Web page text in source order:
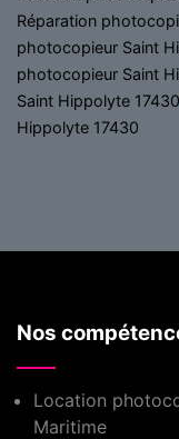
Réparation
photocopieur Saint
photocopieur Saint
Saint Hippolyte 17430
Hippolyte 17430
Nos
Location
Maritime